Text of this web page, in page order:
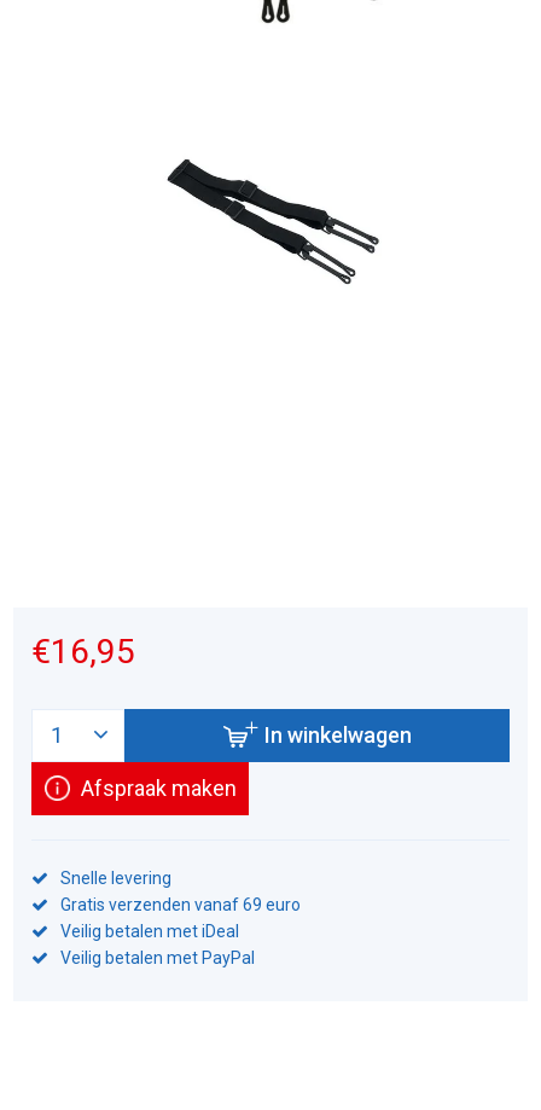
€16,95
In winkelwagen
Afspraak maken
Snelle levering
Gratis verzenden vanaf 69 euro
Veilig betalen met iDeal
Veilig betalen met PayPal